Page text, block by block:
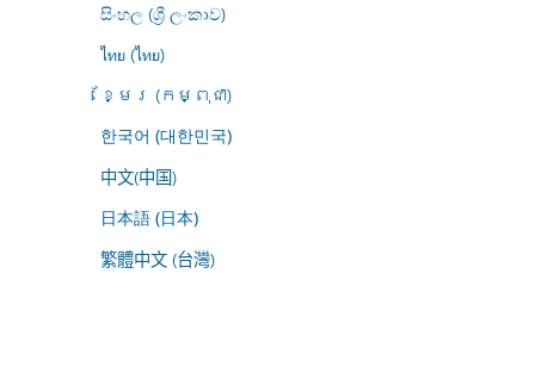
සිංහල (ශ්‍රී ලංකාව)
ไทย (ไทย)
ខ្មែរ (កម្ពុជា)
한국어 (대한민국)
中文(中国)
日本語 (日本)
繁體中文 (台灣)